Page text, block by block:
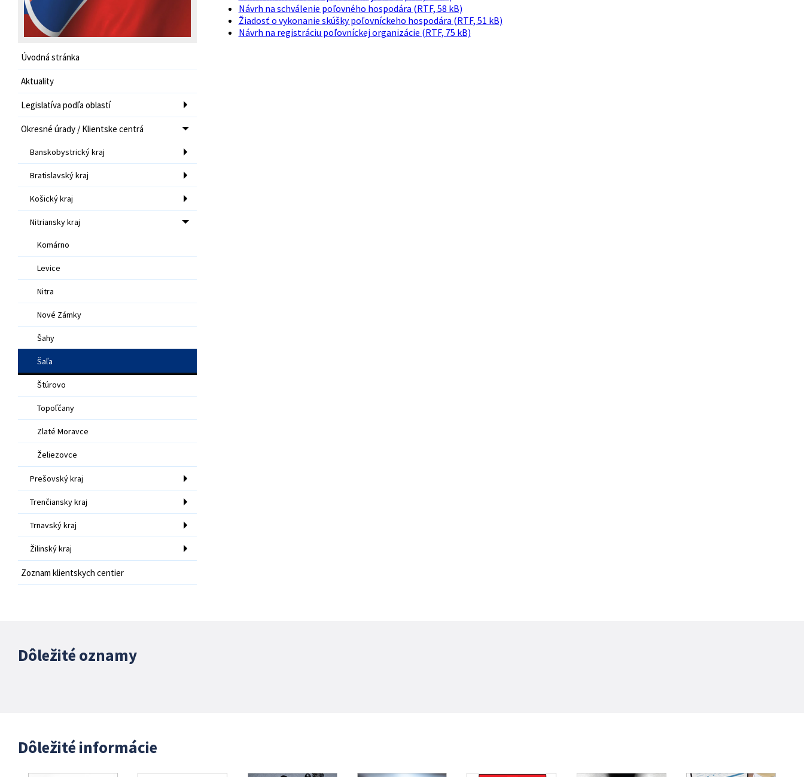
Úvodná stránka
Aktuality
Legislatíva podľa oblastí
Okresné úrady / Klientske centrá
Banskobystrický kraj
Bratislavský kraj
Košický kraj
Nitriansky kraj
Komárno
Levice
Nitra
Nové Zámky
Šahy
Šaľa
Štúrovo
Topoľčany
Zlaté Moravce
Želiezovce
Prešovský kraj
Trenčiansky kraj
Trnavský kraj
Žilinský kraj
Zoznam klientskych centier
Návrh na schválenie poľovného hospodára (RTF, 58 kB)
Žiadosť o vykonanie skúšky poľovníckeho hospodára (RTF, 51 kB)
Návrh na registráciu poľovníckej organizácie (RTF, 75 kB)
Dôležité oznamy
Dôležité informácie